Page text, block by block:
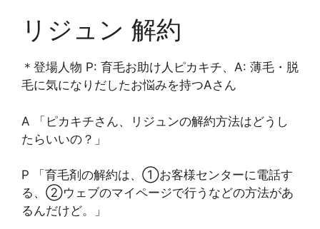
リジュン 解約
＊登場人物 P: 育毛お助け人ピカキチ、A: 薄毛・脱
毛に気になりだしたお悩みを持つAさん
A 「ピカキチさん、リジュンの解約方法はどうし
たらいいの？」
P 「育毛剤の解約は、①お客様センターに電話す
る、②ウェブのマイページで行うなどの方法があ
るんだけど。」